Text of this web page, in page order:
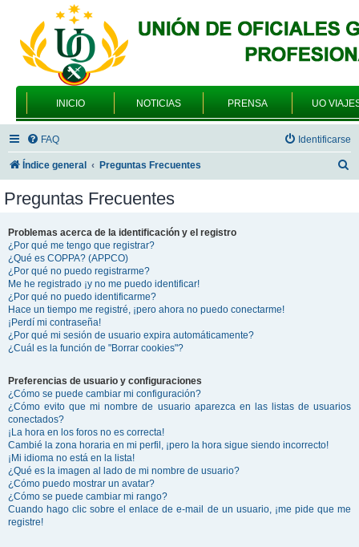
INICIO NOTICIAS PRENSA UO
FAQ Identificarse
Índice general Preguntas Frecuentes
Preguntas Frecuentes
Problemas acerca de la identificación y el registro
¿Por qué me tengo que registrar?
¿Qué es COPPA? (APPCO)
¿Por qué no puedo registrarme?
Me he registrado ¡y no me puedo identificar!
¿Por qué no puedo identificarme?
Hace un tiempo me registré, ¡pero ahora no puedo conectarme!
¡Perdí mi contraseña!
¿Por qué mi sesión de usuario expira automáticamente?
¿Cuál es la función de "Borrar cookies"?
Preferencias de usuario y configuraciones
¿Cómo se puede cambiar mi configuración?
¿Cómo evito que mi nombre de usuario aparezca en las listas de usuarios
conectados?
¡La hora en los foros no es correcta!
Cambié la zona horaria en mi perfil, ¡pero la hora sigue siendo incorrecto!
¡Mi idioma no está en la lista!
¿Qué es la imagen al lado de mi nombre de usuario?
¿Cómo puedo mostrar un avatar?
¿Cómo se puede cambiar mi rango?
Cuando hago clic sobre el enlace de e-mail de un usuario, ¡me pide que me
registre!